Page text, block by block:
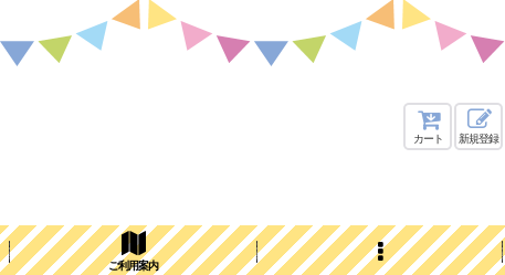
カート 新規登録
ご利用案内